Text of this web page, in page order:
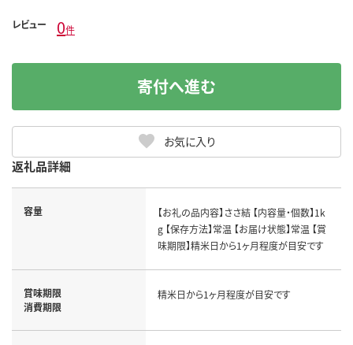
レビュー 0件
お気に入り
寄付へ進む
返礼品詳細
容量
【お礼の品内容】ささ結 【内容量・個数】1k
g 【保存方法】常温 【お届け状態】常温 【賞
味期限】精米日から1ヶ月程度が目安です
賞味期限
消費期限
精米日から1ヶ月程度が目安です